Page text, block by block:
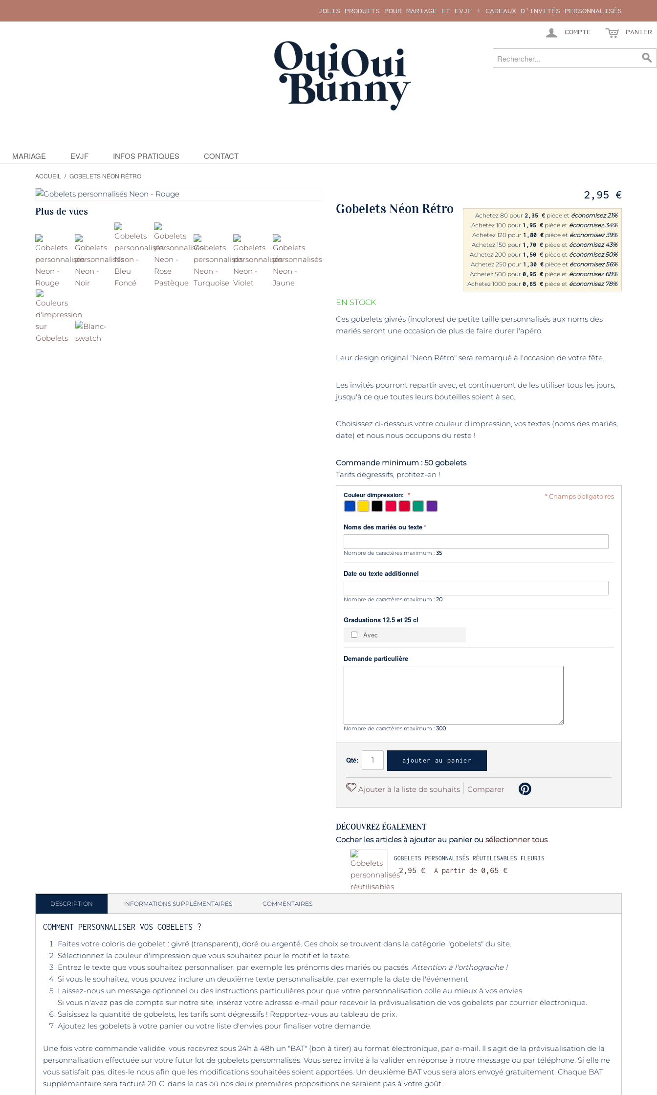
JOLIS PRODUITS POUR MARIAGE ET EVJF + CADEAUX D'INVITÉS PERSONNALISÉS
COMPTE PANIER
MARIAGE EVJF INFOS PRATIQUES CONTACT
ACCUEIL / GOBELETS NÉON RÉTRO
Plus de vues Gobelets Néon Rétro
2,95 €
Achetez 80 pour 2,35 € pièce et économisez21%
Achetez 100 pour 1,95 € pièce et économisez34%
Achetez 120 pour 1,80 € pièce et économisez39%
Achetez 150 pour 1,70 € pièce et économisez43%
Achetez 200 pour 1,50 € pièce et économisez50%
Achetez 250 pour 1,30 € pièce et économisez56%
Achetez 500 pour 0,95 € pièce et économisez68%
Achetez 1000 pour 0,65 € pièce et économisez 78%
EN STOCK
Ces gobelets givrés (incolores) de petite taille personnalisés aux noms des
mariés seront une occasion de plus de faire durer l'apéro.
Leur design original "Neon Rétro" sera remarqué à l'occasion de votre fête.
Les invités pourront repartir avec, et continueront de les utiliser tous les jours,
jusqu'à ce que toutes leurs bouteilles soient à sec.
Choisissez ci-dessous votre couleur d'impression, vos textes (noms des mariés,
date) et nous nous occupons du reste !
Commande minimum : 50 gobelets
Tarifs dégressifs, profitez-en !
Couleur dimpression:
Noms des mariés ou texte
Nombre de caractères maximum : 35
Date ou texte additionnel
Nombre de caractères maximum : 20
Graduations 12.5 et 25 cl
Avec
Demande particulière
Nombre de caractères maximum : 300
* Champs obligatoires
Qté: ajouter au panier
Ajouter à la liste de souhaits Comparer
DÉCOUVREZ ÉGALEMENT
Cocher les articles à ajouter au panier ou sélectionner tous
GOBELETS PERSONNALISÉS RÉUTILISABLES FLEURIS
2,95 € A partir de 0,65 €
DESCRIPTION INFORMATIONS SUPPLÉMENTAIRES COMMENTAIRES
COMMENT PERSONNALISER VOS GOBELETS ?
Faites votre coloris de gobelet : givré (transparent), doré ou argenté. Ces choix se trouvent dans la catégorie "gobelets" du site.
Sélectionnez la couleur d'impression que vous souhaitez pour le motif et le texte.
Entrez le texte que vous souhaitez personnaliser, par exemple les prénoms des mariés ou pacsés. Attention à l'orthographe !
Si vous le souhaitez, vous pouvez inclure un deuxième texte personnalisable, par exemple la date de l'événement.
Laissez-nous un message optionnel ou des instructions particulières pour que votre personnalisation colle au mieux à vos envies.
Si vous n'avez pas de compte sur notre site, insérez votre adresse e-mail pour recevoir la prévisualisation de vos gobelets par courrier électronique.
Saisissez la quantité de gobelets, les tarifs sont dégressifs ! Repportez-vous au tableau de prix.
Ajoutez les gobelets à votre panier ou votre liste d'envies pour finaliser votre demande.
Une fois votre commande validée, vous recevrez sous 24h à 48h un "BAT" (bon à tirer) au format électronique, par e-mail. Il s'agit de la prévisualisation de la
personnalisation effectuée sur votre futur lot de gobelets personnalisés. Vous serez invité à la valider en réponse à notre message ou par téléphone. Si elle ne
vous satisfait pas, dites-le nous afin que les modifications souhaitées soient apportées. Un deuxième BAT vous sera alors envoyé gratuitement. Chaque BAT
supplémentaire sera facturé 20 €, dans le cas où nos deux premières propositions ne seraient pas à votre goût.